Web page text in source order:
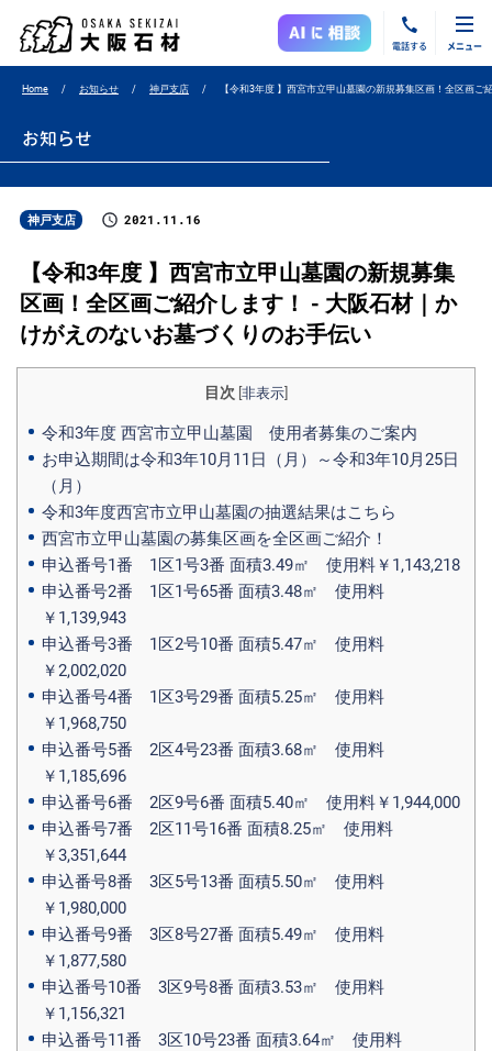
電話する メニュー
Home お知らせ 神戸支店 【令和3年度 】西宮市立甲山墓園の新規募集区画！全区画ご
お知らせ
神戸支店 2021.11.16
【令和3年度 】西宮市立甲山墓園の新規募集
区画！全区画ご紹介します！ - 大阪石材｜か
けがえのないお墓づくりのお手伝い
目次 非表示
令和3年度 西宮市立甲山墓園 使用者募集のご案内
お申込期間は令和3年10月11日（月）～令和3年10月25日
（月）
令和3年度西宮市立甲山墓園の抽選結果はこちら
西宮市立甲山墓園の募集区画を全区画ご紹介！
申込番号1番 1区1号3番 面積3.49㎡ 使用料￥1,143,218
申込番号2番 1区1号65番 面積3.48㎡ 使用料
￥1,139,943
申込番号3番 1区2号10番 面積5.47㎡ 使用料
￥2,002,020
申込番号4番 1区3号29番 面積5.25㎡ 使用料
￥1,968,750
申込番号5番 2区4号23番 面積3.68㎡ 使用料
￥1,185,696
申込番号6番 2区9号6番 面積5.40㎡ 使用料￥1,944,000
申込番号7番 2区11号16番 面積8.25㎡ 使用料
￥3,351,644
申込番号8番 3区5号13番 面積5.50㎡ 使用料
￥1,980,000
申込番号9番 3区8号27番 面積5.49㎡ 使用料
￥1,877,580
申込番号10番 3区9号8番 面積3.53㎡ 使用料
￥1,156,321
申込番号11番 3区10号23番 面積3.64㎡ 使用料